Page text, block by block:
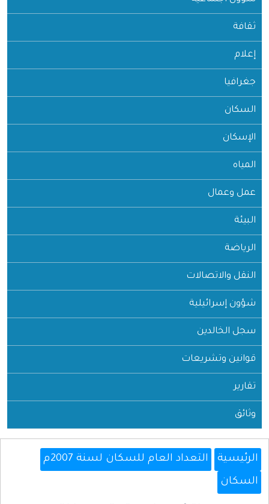
ثقافة
إعلام
جغرافيا
السكان
الإسكان
المياه
عمل وعمال
البيئة
الرياضة
النقل والاتصالات
شؤون إسرائيلية
سجل الخالدين
قوانين وتشريعات
تقارير
وثائق
الرئيسية
التعداد العام للسكان لسنة 2007م
السكان